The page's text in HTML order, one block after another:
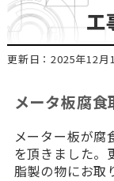
工
更新日：2025年12月
メータ板腐食
メーター板が
を頂きました。
脂製の物にお取